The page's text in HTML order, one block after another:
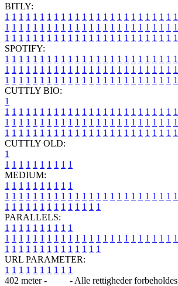
BITLY:
1 1 1 1 1 1 1 1 1 1 1 1 1 1 1 1 1 1 1 1 1 1 1 1 1
1 1 1 1 1 1 1 1 1 1 1 1 1 1 1 1 1 1 1 1 1 1 1 1 1
1 1 1 1 1 1 1 1 1 1 1 1 1 1 1 1 1 1 1 1 1 1 1 1 1
SPOTIFY:
1 1 1 1 1 1 1 1 1 1 1 1 1 1 1 1 1 1 1 1 1 1 1 1 1
1 1 1 1 1 1 1 1 1 1 1 1 1 1 1 1 1 1 1 1 1 1 1 1 1
1 1 1 1 1 1 1 1 1 1 1 1 1 1 1 1 1 1 1 1 1 1 1 1 1
CUTTLY BIO:
1
1 1 1 1 1 1 1 1 1 1 1 1 1 1 1 1 1 1 1 1 1 1 1 1 1
1 1 1 1 1 1 1 1 1 1 1 1 1 1 1 1 1 1 1 1 1 1 1 1 1
1 1 1 1 1 1 1 1 1 1 1 1 1 1 1 1 1 1 1 1 1 1 1 1 1
CUTTLY OLD:
1
1 1 1 1 1 1 1 1 1 1
MEDIUM:
1 1 1 1 1 1 1 1 1 1
1 1 1 1 1 1 1 1 1 1 1 1 1 1 1 1 1 1 1 1 1 1 1 1 1
1 1 1 1 1 1 1 1 1 1 1 1 1 1
PARALLELS:
1 1 1 1 1 1 1 1 1 1
1 1 1 1 1 1 1 1 1 1 1 1 1 1 1 1 1 1 1 1 1 1 1 1 1
1 1 1 1 1 1 1 1 1 1 1 1 1 1
URL PARAMETER:
1 1 1 1 1 1 1 1 1 1
402 meter -
- Alle rettigheder forbeholdes